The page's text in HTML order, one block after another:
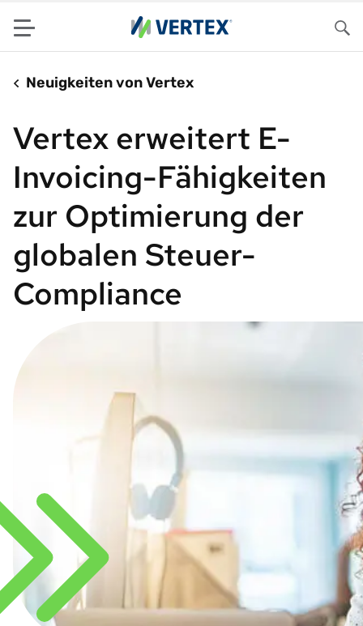
Menu
Neuigkeiten von Vertex
Vertex erweitert E-
Invoicing-Fähigkeiten
zur Optimierung der
globalen Steuer-
Compliance